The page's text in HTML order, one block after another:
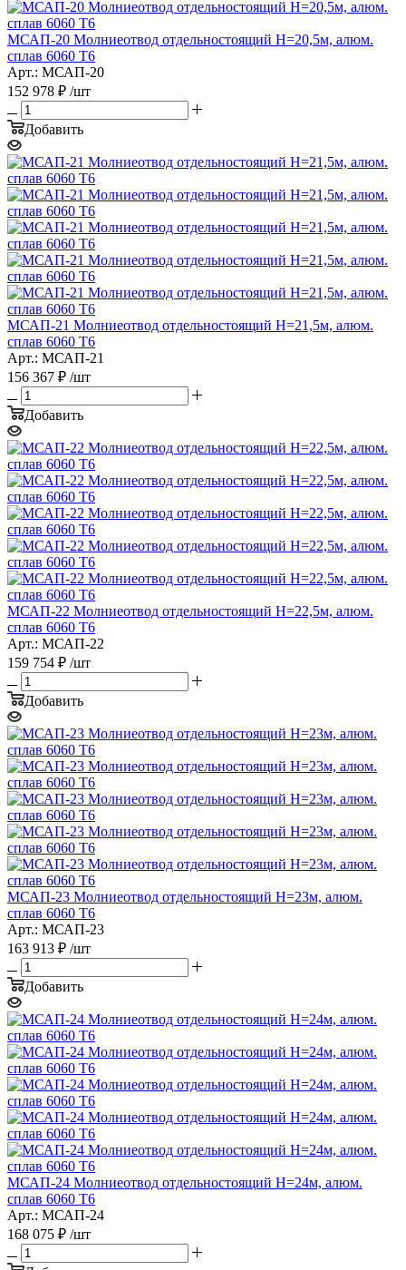
МСАП-20 Молниеотвод отдельностоящий H=20,5м, алюм.
сплав 6060 T6
Арт.: МСАП-20
152 978 ₽ /шт
Добавить
МСАП-21 Молниеотвод отдельностоящий H=21,5м, алюм.
сплав 6060 T6
Арт.: МСАП-21
156 367 ₽ /шт
Добавить
МСАП-22 Молниеотвод отдельностоящий H=22,5м, алюм.
сплав 6060 T6
Арт.: МСАП-22
159 754 ₽ /шт
Добавить
МСАП-23 Молниеотвод отдельностоящий H=23м, алюм.
сплав 6060 T6
Арт.: МСАП-23
163 913 ₽ /шт
Добавить
МСАП-24 Молниеотвод отдельностоящий H=24м, алюм.
сплав 6060 T6
Арт.: МСАП-24
168 075 ₽ /шт